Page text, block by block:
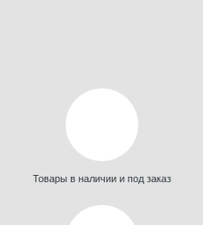
Товары в наличии и под заказ